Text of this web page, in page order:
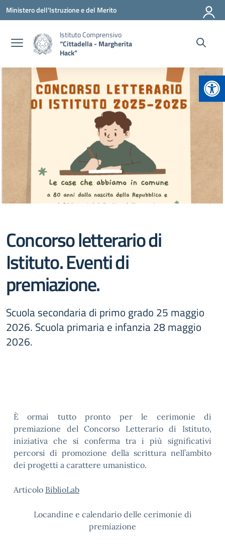
Vai ai contenuti
Vai al menu di navigazione
Vai al footer
Ministero dell'Istruzione e del Merito
Istituto Comprensivo
“Cittadella - Margherita
Hack”
Concorso letterario di
Istituto. Eventi di
premiazione.
Scuola secondaria di primo grado 25 maggio
2026. Scuola primaria e infanzia 28 maggio
2026.
È ormai tutto pronto per le cerimonie di
premiazione del Concorso Letterario di Istituto,
iniziativa che si conferma tra i più significativi
percorsi di promozione della scrittura nell’ambito
dei progetti a carattere umanistico.
Articolo BiblioLab
Locandine e calendario delle cerimonie di
premiazione